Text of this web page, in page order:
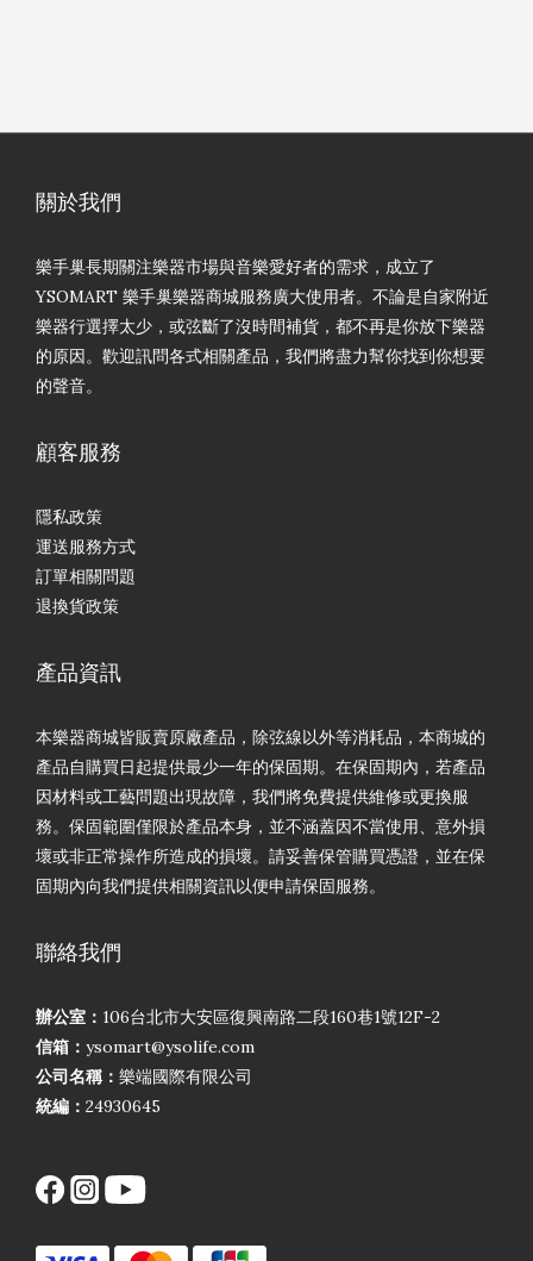
關於我們
樂手巢長期關注樂器市場與音樂愛好者的需求，成立了
YSOMART 樂手巢樂器商城服務廣大使用者。不論是自家附近
樂器行選擇太少，或弦斷了沒時間補貨，都不再是你放下樂器
的原因。歡迎訊問各式相關產品，我們將盡力幫你找到你想要
的聲音。
顧客服務
隱私政策
運送服務方式
訂單相關問題
退換貨政策
產品資訊
本樂器商城皆販賣原廠產品，除弦線以外等消耗品，本商城的
產品自購買日起提供最少一年的保固期。在保固期內，若產品
因材料或工藝問題出現故障，我們將免費提供維修或更換服
務。保固範圍僅限於產品本身，並不涵蓋因不當使用、意外損
壞或非正常操作所造成的損壞。請妥善保管購買憑證，並在保
固期內向我們提供相關資訊以便申請保固服務。
聯絡我們
辦公室： 106台北市大安區復興南路二段160巷1號12F-2
信箱： ysomart@ysolife.com
公司名稱： 樂端國際有限公司
統編： 24930645